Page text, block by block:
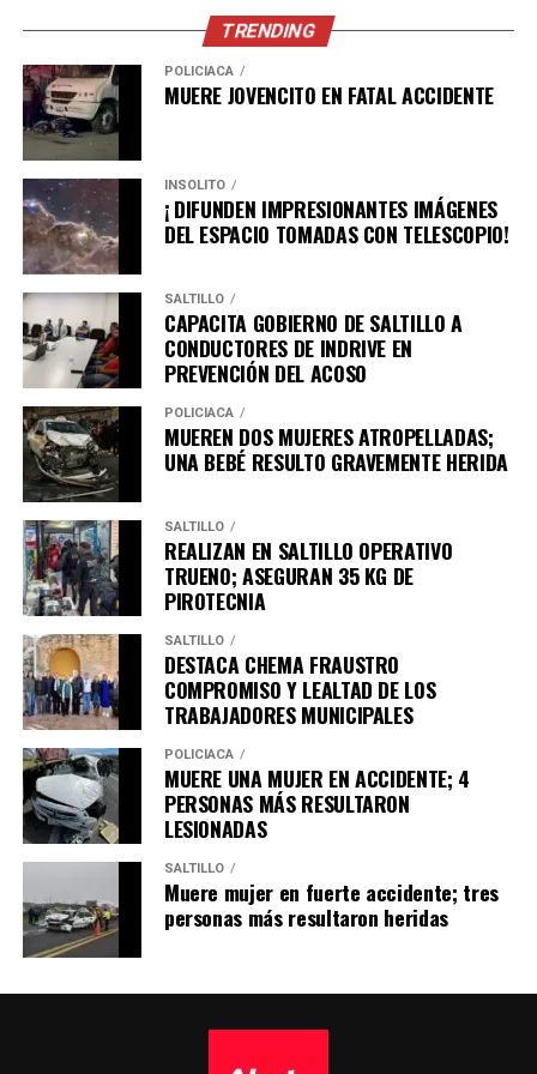
TRENDING
POLICÍACA
MUERE JOVENCITO EN FATAL ACCIDENTE
INSÓLITO
¡ DIFUNDEN IMPRESIONANTES IMÁGENES
DEL ESPACIO TOMADAS CON TELESCOPIO!
SALTILLO
CAPACITA GOBIERNO DE SALTILLO A
CONDUCTORES DE INDRIVE EN
PREVENCIÓN DEL ACOSO
POLICÍACA
MUEREN DOS MUJERES ATROPELLADAS;
UNA BEBÉ RESULTO GRAVEMENTE HERIDA
SALTILLO
REALIZAN EN SALTILLO OPERATIVO
TRUENO; ASEGURAN 35 KG DE
PIROTECNIA
SALTILLO
DESTACA CHEMA FRAUSTRO
COMPROMISO Y LEALTAD DE LOS
TRABAJADORES MUNICIPALES
POLICÍACA
MUERE UNA MUJER EN ACCIDENTE; 4
PERSONAS MÁS RESULTARON
LESIONADAS
SALTILLO
Muere mujer en fuerte accidente; tres
personas más resultaron heridas